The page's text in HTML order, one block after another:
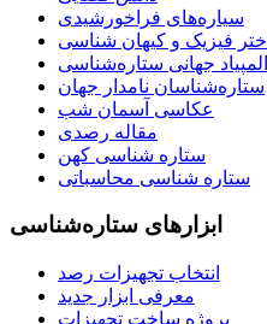
سیاره‌های فراخورشیدی
اختر فیزیک و کیهان شناسی
المپیاد جهانی ستاره‌شناسی
ستاره‌شناسان نامدار جهان
عکاسی آسمان شب
مقاله رصدی
ستاره شناسی کهن
ستاره شناسی محاسباتی
ابزارهای ستاره‌شناسی
انتخاب تجهیزات رصد
معرفی ابزار جدید
پروژه ساخت تجهیزات